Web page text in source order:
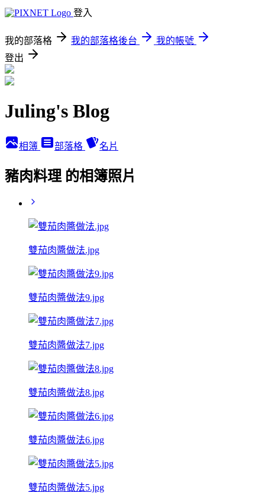
登入
我的部落格 我的部落格後台
我的帳號
登出
Juling's Blog
相簿 部落格 名片
豬肉料理 的相簿照片
雙茄肉醬做法.jpg
雙茄肉醬做法9.jpg
雙茄肉醬做法7.jpg
雙茄肉醬做法8.jpg
雙茄肉醬做法6.jpg
雙茄肉醬做法5.jpg